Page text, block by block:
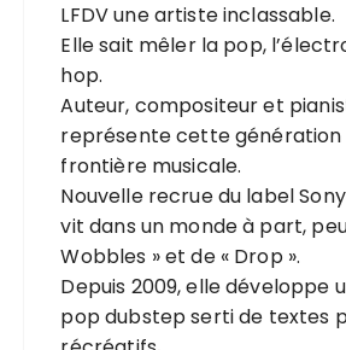
LFDV une artiste inclassable.
Elle sait mêler la pop,
hop.
Auteur, compositeur et
représente cette génération
frontière musicale.
Nouvelle recrue du label Sony
vit dans un monde à part,
Wobbles » et de « Drop ».
Depuis 2009, elle développe
pop dubstep serti de textes